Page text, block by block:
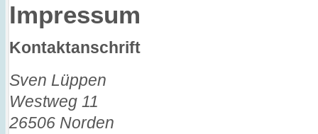
Impressum
Kontaktanschrift
Sven Lüppen
Westweg 11
26506 Norden